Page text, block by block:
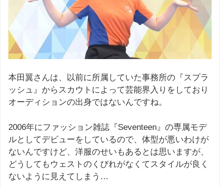
本田翼さんは、以前に所属していた事務所の『スプラ
ッシュ』からスカウトによって芸能界入りをしており
オーディションの出身ではないんですね。
2006年にファッション雑誌『Seventeen』の専属モデ
ルとしてデビューをしているので、体型が悪いわけが
ないんですけど、洋服のせいもあるとは思いますが、
どうしてもウェストのくびれがなくてスタイルが良く
ないように見えてしまう…